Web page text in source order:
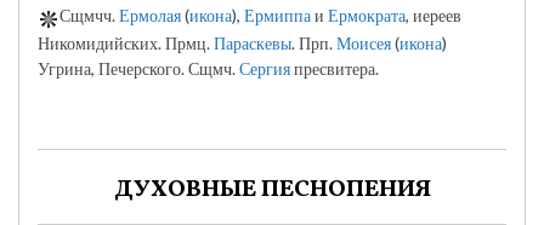
Сщмчч.Ермолая(икона), Ермиппаи Ермократа, иереев
Никомидийских. Прмц.Параскевы. Прп.Моисея(икона)
Угрина, Печерского. Сщмч.Сергияпресвитера.
ДУХОВНЫЕ ПЕСНОПЕНИЯ